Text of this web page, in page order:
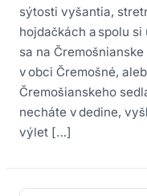
sýtosti vyšantia,
hojdačkách a spolu
sa na
v obci Čremošné,
Čremošianskeho
necháte v dedine,
výlet […]